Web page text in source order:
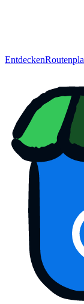
Entdecken